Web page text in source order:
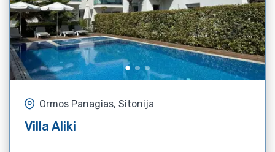
Ormos Panagias, Sitonija
Villa Aliki